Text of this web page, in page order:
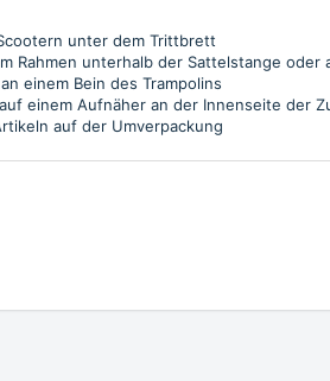
unter dem Trittbrett
Rahmen unterhalb der Sattelstange
an einem Bein des Trampolins
auf einem Aufnäher an der Innenseite der
auf der Umverpackung